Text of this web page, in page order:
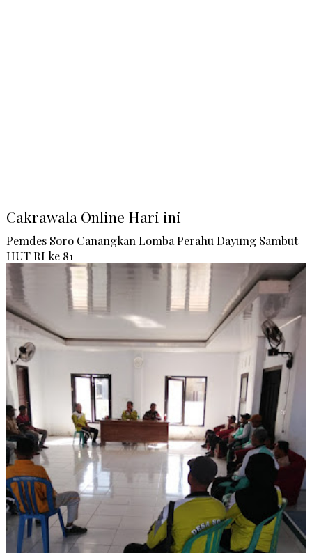
Cakrawala Online Hari ini
Pemdes Soro Canangkan Lomba Perahu Dayung Sambut
HUT RI ke 81